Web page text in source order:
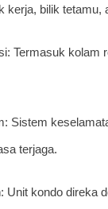
kerja, bilik tetamu,
Termasuk kolam
Sistem
terjaga.
Unit kondo direka